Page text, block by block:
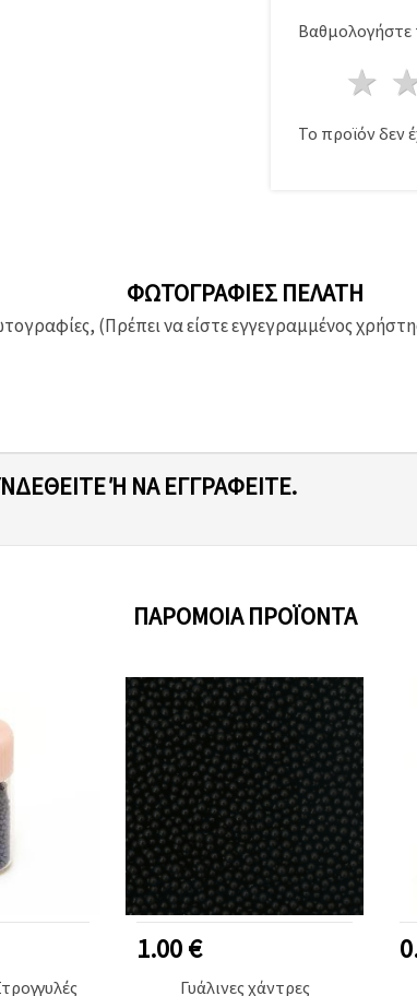
Βαθμολογήστε
Το προϊόν δεν
ΦΩΤΟΓΡΑΦΊΕΣ ΠΕΛΆΤΗ
(Πρέπει να είστε εγγεγραμμένος
Ή ΝΑ ΕΓΓΡΑΦΕΊΤΕ.
ΠΑΡΌΜΟΙΑ ΠΡΟΪΌΝΤΑ
1.00 €
Γυάλινες χάντρες